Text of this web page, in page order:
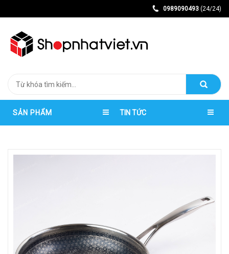
0989090493 (24/24)
SẢN PHẨM TIN TỨC